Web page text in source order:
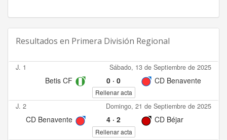
Resultados en Primera División Regional
J. 1 Sábado, 13 de Septiembre de 2025
Betis CF 0· 0 CD Benavente
Rellenar acta
J. 2 Domingo, 21 de Septiembre de 2025
CD Benavente 4· 2 CD Béjar
Rellenar acta